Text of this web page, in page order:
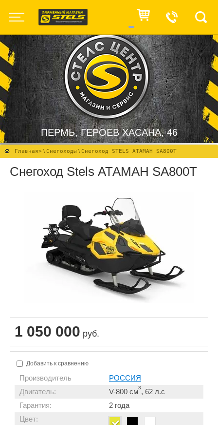
ПЕРМЬ, ГЕРОЕВ ХАСАНА, 46
Главная> \ Снегоходы \ Снегоход STELS АТАМАН SA800T
Снегоход Stels АТАМАН SA800T
1 050 000 руб.
Добавить к сравнению
Производитель
РОССИЯ
Двигатель:
V-800 см3, 62 л.с
Гарантия:
2 года
Цвет: